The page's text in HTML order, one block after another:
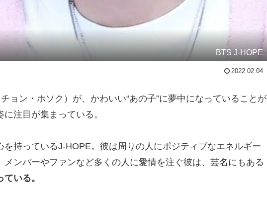
BTS J-HOPE
2022.02.04
ョン・ホソク）が、かわいい“あの子”に夢中になっていることが
注目が集まっている。
持っているJ-HOPE。彼は周りの人にポジティブなエネルギー
ンバーやファンなど多くの人に愛情を注ぐ彼は、芸名にもある
いる。